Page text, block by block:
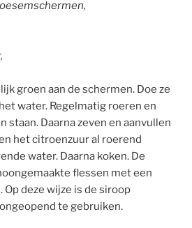
groen aan de schermen. Doe ze
water. Regelmatig roeren en
staan. Daarna zeven en aanvullen
het citroenzuur al roerend
water. Daarna koken. De
flessen met een
deze wijze is de siroop
te gebruiken.